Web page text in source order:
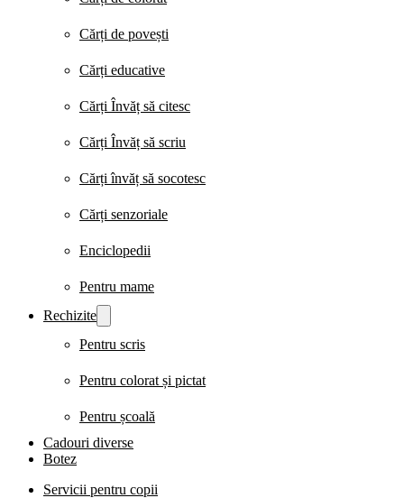
Cărți de povești
Cărți educative
Cărți Învăț să citesc
Cărți Învăț să scriu
Cărți învăț să socotesc
Cărți senzoriale
Enciclopedii
Pentru mame
Rechizite
Pentru scris
Pentru colorat și pictat
Pentru școală
Cadouri diverse
Botez
Servicii pentru copii